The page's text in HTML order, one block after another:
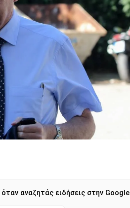
αναζητάς ειδήσεις στην Google